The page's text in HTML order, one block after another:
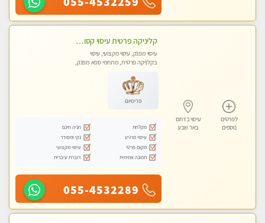
לפרטים
נוספים
עיסוי בדרום
באר שבע
קליניקה פרטית עיסוי קסום איכותי ומרגיע מידי זהב עיסוי שבדי קלאסי ורפלקסולוגיה שרות מקצועי
עיסוי מפנק, עיסוי מקצועי, עיסוי
בקלניקה פרטית, מתחמי ספא מפנק,
פרימיום
מקלחת
חניה חינם
עיסוי מרגיע
נקי ומסודר
מקום פרטי
עיסוי מקצועי
תמונה אמיתית
דוברת עיברית
055-4532289